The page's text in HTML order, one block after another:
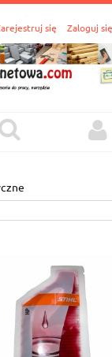
się Zaloguj się